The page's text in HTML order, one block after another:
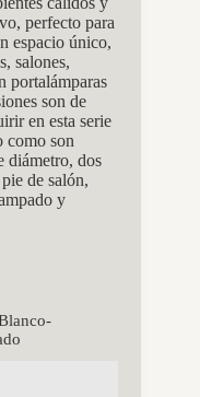
perfecto para
espacio único,
salones,
portalámparas
son de
en esta serie
como son
diámetro, dos
de salón,
y